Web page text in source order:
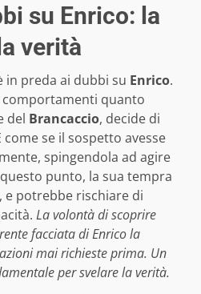
su Enrico: la
verità
in preda ai dubbi su Enrico.
quanto
del Brancaccio, decide di
se il sospetto avesse
spingendola ad agire
punto, la sua tempra
e potrebbe rischiare di
La volontà di scoprire
facciata di Enrico la
mai richieste prima. Un
per svelare la verità.